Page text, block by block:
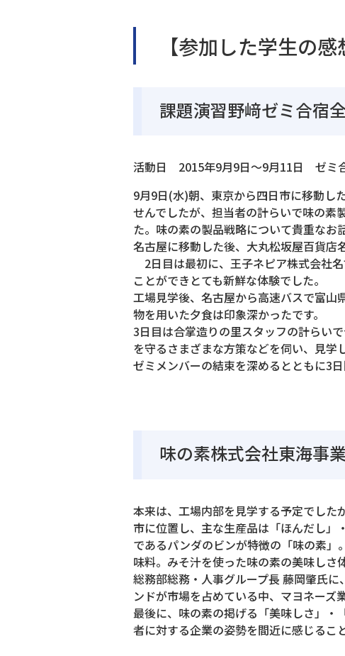
【参加した学生の感
課題演習野﨑ゼミ合宿
活動日 2015年9月9日～9月11日 ゼミ
9月9日(水)朝、東京から四日市に移動し
せんでしたが、担当者の計らいで味の素
た。味の素の製品戦略について貴重なお
名古屋に移動した後、大丸松坂屋百貨店
2日目は最初に、王子ネピア株式会社
ことができとても新鮮な体験でした。
工場見学後、名古屋から高速バスで富山
物を用いた夕食は印象深かったです。
3日目は合掌造りの里スタッフの計らい
を守るさまざまな方策などを伺い、見学
ゼミメンバーの結束を深めるとともに3
味の素株式会社東海事
本来は、工場内部を見学する予定でした
市に位置し、主な生産品は「ほんだし
であるパンダのビンが特徴の「味の素
味料。みそ汁を使った味の素の美味し
総務部総務・人事グループ長 藤岡肇氏
ンドが市場を占めている中、マヨネーズ
最後に、味の素の掲げる「美味しさ」
者に対する企業の姿勢を間近に感じるこ